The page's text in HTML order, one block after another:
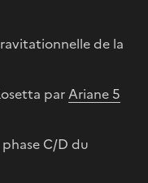
de la
parAriane 5
C/D du